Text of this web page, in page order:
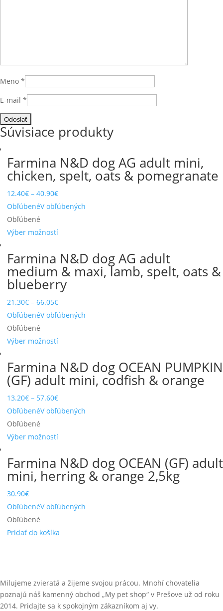
Meno *
E-mail *
Súvisiace produkty
Farmina N&D dog AG adult mini,
chicken, spelt, oats & pomegranate
12.40€ – 40.90€
ObľúbenéV obľúbených
Obľúbené
Výber možností
Farmina N&D dog AG adult
medium & maxi, lamb, spelt, oats &
blueberry
21.30€ – 66.05€
ObľúbenéV obľúbených
Obľúbené
Výber možností
Farmina N&D dog OCEAN PUMPKIN
(GF) adult mini, codfish & orange
13.20€ – 57.60€
ObľúbenéV obľúbených
Obľúbené
Výber možností
Farmina N&D dog OCEAN (GF) adult
mini, herring & orange 2,5kg
30.90€
ObľúbenéV obľúbených
Obľúbené
Pridať do košíka
Milujeme zvieratá a žijeme svojou prácou. Mnohí chovatelia
poznajú náš kamenný obchod „My pet shop“ v Prešove už od roku
2014. Pridajte sa k spokojným zákazníkom aj vy.